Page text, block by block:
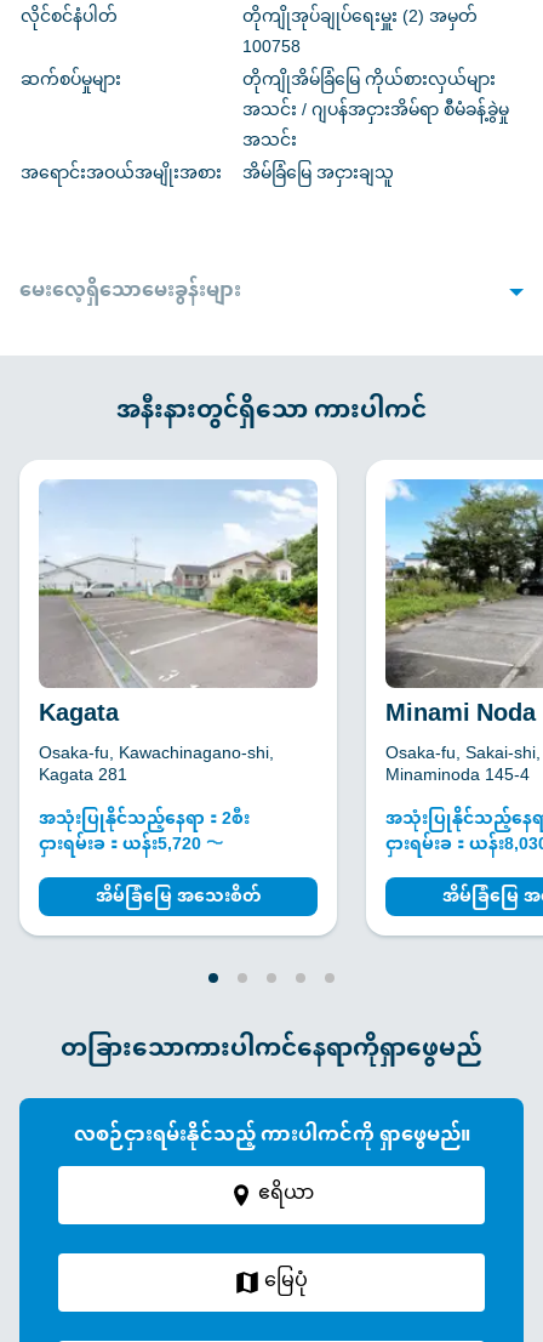
လိုင်စင်နံပါတ်
တိုကျိုအုပ်ချုပ်ရေးမှူး (2) အမှတ်
100758
ဆက်စပ်မှုများ
တိုကျိုအိမ်ခြံမြေ ကိုယ်စားလှယ်များ
အသင်း / ဂျပန်အငှားအိမ်ရာ စီမံခန့်ခွဲမှု
အသင်း
အရောင်းအဝယ်အမျိုးအစား
အိမ်ခြံမြေ အငှားချသူ
မေးလေ့ရှိသောမေးခွန်းများ
Q 1. လက်လွှာတင်သည့်အခါ လိုအပ်သောစာရွက်စာတမ်းများ
စာချုပ်ချုပ်ဆိုထားသောကားပါကင်အပေါ်မူတည်၍ ကွဲပြားမှုများရှိနိုင်
ပါသည်။အောက်ပါစာရွက်စာတမ်းများလိုအပ်ပါမည် : ယာဥ်မောင်းလိုင်စင် ၊
ရပ်ထားသောယာဉ်များအတွက် ယာဉ်စစ်ဆေးရေးလက်မှတ် ၊ ကားအာမခံ
လက်မှတ် ၊ (ကုမ္ပဏီအမည်ဖြင့်စာချုပ်ချုပ်သည့်အခါ) 3လအတွင်း
ထုတ်ထားသော မှတ်ပုံတင်ထားသောစာရွက်စာတမ်း
အနီးနားတွင်ရှိသော ကားပါကင်
Kagata
Osaka-fu, Kawachinagano-shi,
Kagata 281
အသုံးပြုနိုင်သည့်နေရာ：2စီး
ငှားရမ်းခ：ယန်း5,720 〜
အိမ်ခြံမြေ အသေးစိတ်
Minami Noda
Osaka-fu, Sakai-
Minaminoda 145-4
အသုံးပြုနိုင်သည့်နေရ
ငှားရမ်းခ：ယန်း
အိမ်ခြံမြေ
တခြားသောကားပါကင်နေရာကိုရှာဖွေမည်
လစဉ်ငှားရမ်းနိုင်သည့် ကားပါကင်ကို ရှာဖွေမည်။
ဧရိယာ
မြေပုံ